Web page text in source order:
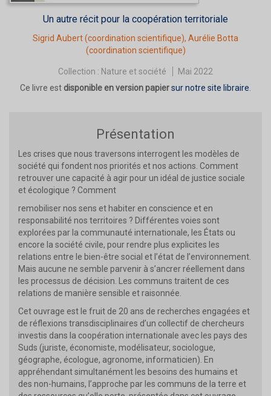
Un autre récit pour la coopération territoriale
Sigrid Aubert(coordination scientifique), Aurélie Botta
(coordination scientifique)
Collection : Nature et société
Mai 2022
Ce livre est disponible en version papiersur notre site libraire.
Présentation
Les crises que nous traversons interrogent les modèles de
société qui fondent nos priorités et nos actions. Comment
retrouver une capacité à agir pour un idéal de justice sociale
et écologique ? Comment
remobiliser nos sens et habiter en conscience et en
responsabilité nos territoires ? Différentes voies sont
explorées par la communauté internationale, les États ou
encore la société civile, pour rendre plus explicites les
relations entre le bien-être social et l’état de l’environnement.
Mais aucune ne semble parvenir à s’ancrer réellement dans
les processus de décision. Les communs traitent de ces
relations de manière sensible et raisonnée.
Cet ouvrage est le fruit de 20 ans de recherches engagées et
de réflexions transdisciplinaires d’un collectif de chercheurs
investis dans la coopération internationale avec les pays des
Suds (juriste, économiste, modélisateur, sociologue,
géographe, écologue, agronome, informaticien). En
appréhendant simultanément les besoins des humains et
des non-humains, l’approche par les communs de la terre et